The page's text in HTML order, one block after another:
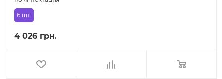
6 шт.
4 026 грн.